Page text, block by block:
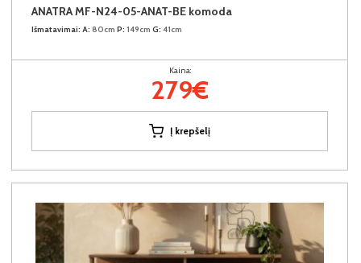
ANATRA MF-N24-05-ANAT-BE komoda
Išmatavimai: A: 80cm P: 149cm G: 41cm
Kaina:
279€
Į krepšelį